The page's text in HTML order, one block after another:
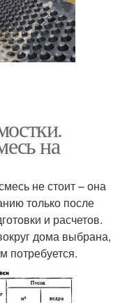
на
не стоит – она
только после
и расчетов.
дома выбрана,
потребуется.